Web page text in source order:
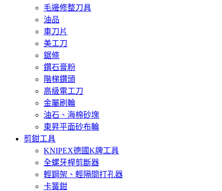
毛邊修整刀具
油品
車刀片
美工刀
鋸條
鑽石膏粉
階梯鑽頭
高級電工刀
金屬刷輪
油石、海棉砂塊
東昇平面砂布輪
剪鉗工具
KNIPEX德國K牌工具
全螺牙桿剪斷器
輕鋼架、輕隔間打孔器
卡簧鉗